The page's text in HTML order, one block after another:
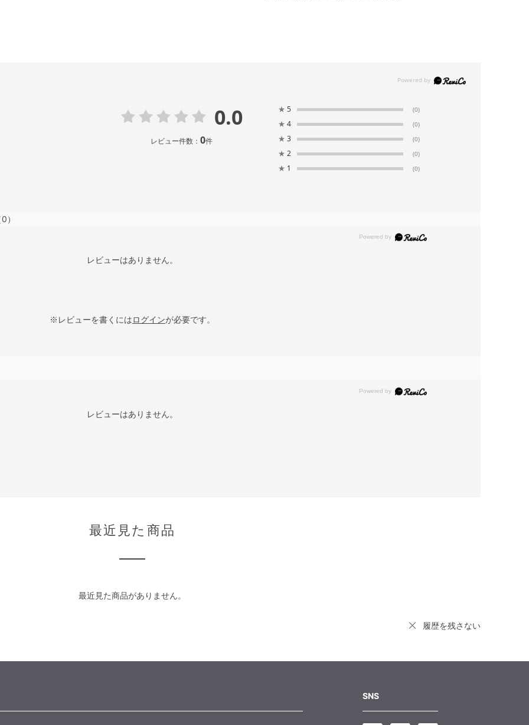
0.0
レビュー件数： 0件
★ 5 (0)
★ 4 (0)
★ 3 (0)
★ 2 (0)
★ 1 (0)
）
レビューはありません。
※レビューを書くにはログインが必要です。
レビューはありません。
最近見た商品
最近見た商品がありません。
履歴を残さない
SNS